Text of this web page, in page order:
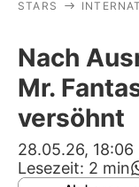
STARS
Nach
Mr.
versöhnt
28.05.26, 18:06
Lesezeit: 2 min